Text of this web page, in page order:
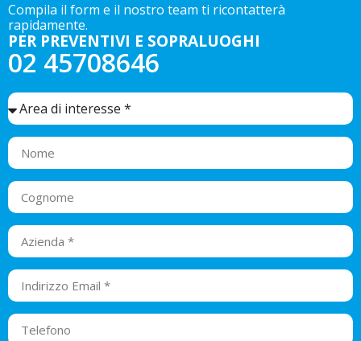
Compila il form e il nostro team ti ricontatterà
rapidamente.
PER PREVENTIVI E SOPRALUOGHI
02 45708646